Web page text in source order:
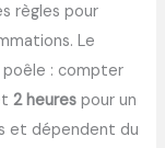
règles pour
Le
: compter
2 heures pour un
et dépendent du